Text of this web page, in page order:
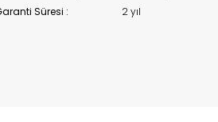
Süresi :
2 yıl